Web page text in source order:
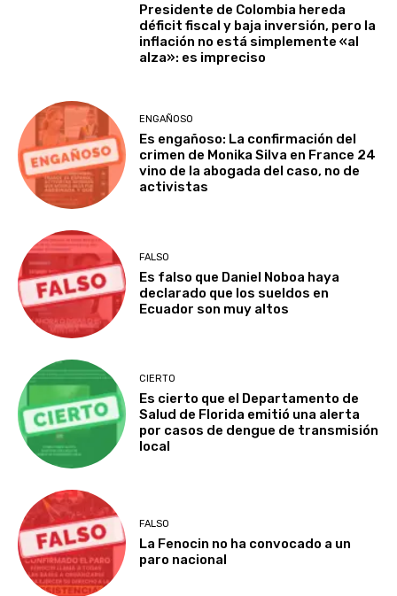
Presidente de Colombia hereda
déficit fiscal y baja inversión, pero la
inflación no está simplemente «al
alza»: es impreciso
ENGAÑOSO
Es engañoso: La confirmación del
crimen de Monika Silva en France 24
vino de la abogada del caso, no de
activistas
FALSO
Es falso que Daniel Noboa haya
declarado que los sueldos en
Ecuador son muy altos
CIERTO
Es cierto que el Departamento de
Salud de Florida emitió una alerta
por casos de dengue de transmisión
local
FALSO
La Fenocin no ha convocado a un
paro nacional